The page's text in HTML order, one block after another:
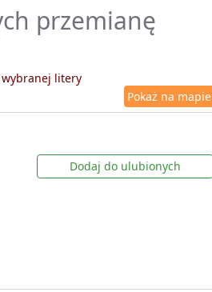
przemianę
wybranej litery
Pokaż na mapie
Dodaj do ulubionych